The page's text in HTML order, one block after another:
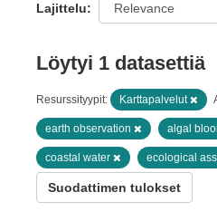
Lajittelu
Löytyi 1 datasettiä
Resurssityypit: Karttapalvelut
earth observation algal
coastal water ecological
Suodattimen tulokset